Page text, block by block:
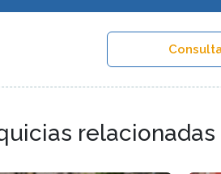
relacionadas